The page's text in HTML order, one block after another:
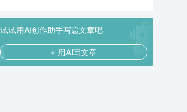
试试用AI创作助手写篇文章吧
+ 用AI写文章